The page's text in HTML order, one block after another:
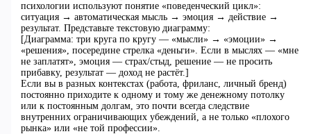
психологии используют понятие «поведенческий цикл»:
ситуация → автоматическая мысль → эмоция → действие →
результат. Представьте текстовую диаграмму:
[Диаграмма: три круга по кругу — «мысли» → «эмоции» →
«решения», посередине стрелка «деньги». Если в мыслях — «мне
не заплатят», эмоция — страх/стыд, решение — не просить
прибавку, результат — доход не растёт.]
Если вы в разных контекстах (работа, фриланс, личный бренд)
постоянно приходите к одному и тому же денежному потолку
или к постоянным долгам, это почти всегда следствие
внутренних ограничивающих убеждений, а не только «плохого
рынка» или «не той профессии».